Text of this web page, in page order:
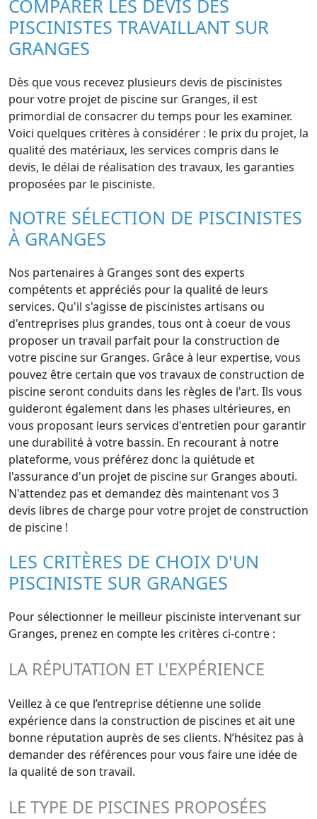
COMPARER LES DEVIS DES
PISCINISTES TRAVAILLANT SUR
GRANGES
Dès que vous recevez plusieurs devis de piscinistes
pour votre projet de piscine sur Granges, il est
primordial de consacrer du temps pour les examiner.
Voici quelques critères à considérer : le prix du projet, la
qualité des matériaux, les services compris dans le
devis, le délai de réalisation des travaux, les garanties
proposées par le pisciniste.
NOTRE SÉLECTION DE PISCINISTES
À GRANGES
Nos partenaires à Granges sont des experts
compétents et appréciés pour la qualité de leurs
services. Qu'il s'agisse de piscinistes artisans ou
d'entreprises plus grandes, tous ont à coeur de vous
proposer un travail parfait pour la construction de
votre piscine sur Granges. Grâce à leur expertise, vous
pouvez être certain que vos travaux de construction de
piscine seront conduits dans les règles de l'art. Ils vous
guideront également dans les phases ultérieures, en
vous proposant leurs services d'entretien pour garantir
une durabilité à votre bassin. En recourant à notre
plateforme, vous préférez donc la quiétude et
l'assurance d'un projet de piscine sur Granges abouti.
N'attendez pas et demandez dès maintenant vos 3
devis libres de charge pour votre projet de construction
de piscine !
LES CRITÈRES DE CHOIX D'UN
PISCINISTE SUR GRANGES
Pour sélectionner le meilleur pisciniste intervenant sur
Granges, prenez en compte les critères ci-contre :
LA RÉPUTATION ET L'EXPÉRIENCE
Veillez à ce que l’entreprise détienne une solide
expérience dans la construction de piscines et ait une
bonne réputation auprès de ses clients. N’hésitez pas à
demander des références pour vous faire une idée de
la qualité de son travail.
LE TYPE DE PISCINES PROPOSÉES